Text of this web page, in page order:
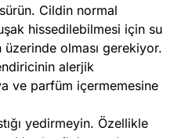
Cildin normal
hissedilebilmesi için su
üzerinde olması gerekiyor.
alerjik
ve parfüm içermemesine
yedirmeyin. Özellikle